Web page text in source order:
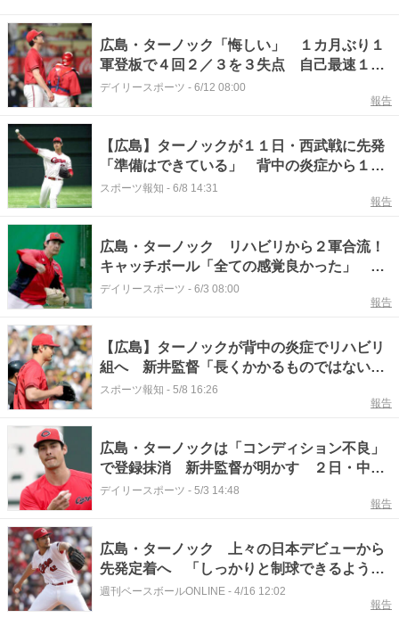
広島・ターノック「悔しい」 １カ月ぶり１
軍登板で４回２／３を３失点 自己最速１５
９キロ記録、次こそ来日初星を
デイリースポーツ - 6/12 08:00
報告
【広島】ターノックが１１日・西武戦に先発
「準備はできている」 背中の炎症から１軍
復帰 元同僚・ネビン封じで来日初勝利つか
スポーツ報知 - 6/8 14:31
報告
広島・ターノック リハビリから２軍合流！
キャッチボール「全ての感覚良かった」 チ
ーム状況も「きっと大丈夫」鯉の救世主へ
デイリースポーツ - 6/3 08:00
報告
【広島】ターノックが背中の炎症でリハビリ
組へ 新井監督「長くかかるものではない」
９日に３軍合流 ここまで６先発で０勝２
スポーツ報知 - 5/8 16:26
報告
広島・ターノックは「コンディション不良」
で登録抹消 新井監督が明かす ２日・中日
戦で５回無失点も…
デイリースポーツ - 5/3 14:48
報告
広島・ターノック 上々の日本デビューから
先発定着へ 「しっかりと制球できるよう
に」／期待の新戦力
週刊ベースボールONLINE - 4/16 12:02
報告